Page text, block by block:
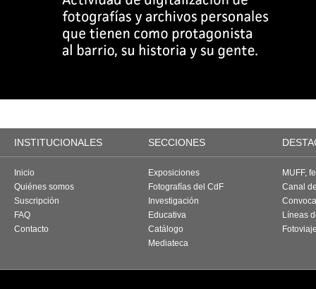
INSTITUCIONALES SECCIONES
Inicio
Quiénes somos
Suscripción
FAQ
Contacto
Exposiciones
Fotografías del CdF
Investigación
Educativa
Catálogo
Mediateca
MUFF,
Canal
Líneas